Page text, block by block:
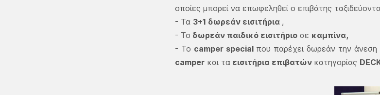
οποίες μπορεί να επωφεληθεί ο επιβάτης
- Τα 3+1 δωρεάν εισιτήρια ,
- Το δωρεάν παιδικό εισιτήριο σε καμπίνα,
- Το camper special που παρέχει δωρεάν την άνεση
camper και τα εισιτήρια επιβατών κατηγορίας